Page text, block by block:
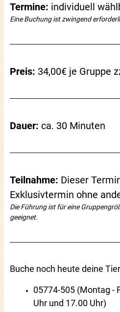
Termine: individuell
Eine Buchung ist zwingend
Preis: 34,00€ je Gruppe
Dauer: ca. 30 Minuten
Teilnahme: Dieser
Exklusivtermin ohne
Die Führung ist für eine
geeignet.
Buche noch heute deine
05774-505 (Montag -
Uhr und 17.00 Uhr)